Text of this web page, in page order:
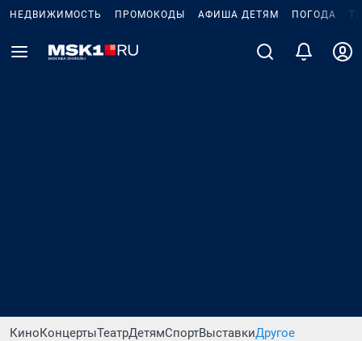
НЕДВИЖИМОСТЬ ПРОМОКОДЫ АФИША ДЕТЯМ ПОГОДА
КиноКонцертыТеатрДетямСпортВыставкиДругое